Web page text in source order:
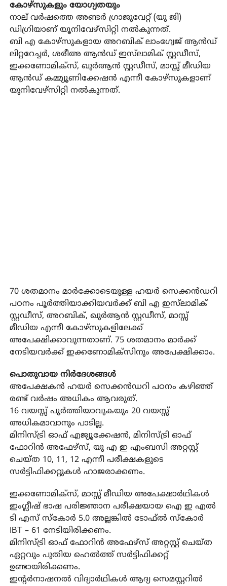
കോഴ്‌സുകളും യോഗ്യതയും
നാല് വർഷത്തെ അണ്ടർ ഗ്രാജുവേറ്റ് (യു ജി)
ഡിഗ്രിയാണ് യൂനിവേഴ്‌സിറ്റി നൽകുന്നത്.
ബി എ കോഴ്‌സുകളായ അറബിക് ലാംഗ്വേജ് ആൻഡ്
ലിറ്ററേച്ചർ, ശരീഅ ആൻഡ് ഇസ്‌ലാമിക് സ്റ്റഡീസ്,
ഇക്കണോമിക്‌സ്, ഖുർആൻ സ്റ്റഡീസ്, മാസ്സ് മീഡിയ
ആൻഡ് കമ്മ്യൂണിക്കേഷൻ എന്നീ കോഴ്‌സുകളാണ്
യുനിവേഴ്‌സിറ്റി നൽകുന്നത്.
70 ശതമാനം മാർക്കോടെയുള്ള ഹയർ സെക്കൻഡറി
പഠനം പൂർത്തിയാക്കിയവർക്ക് ബി എ ഇസ്‌ലാമിക്
സ്റ്റഡീസ്, അറബിക്, ഖുർആൻ സ്റ്റഡീസ്, മാസ്സ്
മീഡിയ എന്നീ കോഴ്‌സുകളിലേക്ക്
അപേക്ഷിക്കാവുന്നതാണ്. 75 ശതമാനം മാർക്ക്
നേടിയവർക്ക് ഇക്കണോമിക്‌സിനും അപേക്ഷിക്കാം.
പൊതുവായ നിർദേശങ്ങൾ
അപേക്ഷകൻ ഹയർ സെക്കൻഡറി പഠനം കഴിഞ്ഞ്
രണ്ട് വർഷം അധികം ആവരുത്.
16 വയസ്സ് പൂർത്തിയാവുകയും 20 വയസ്സ്
അധികമാവാനും പാടില്ല.
മിനിസ്ട്രി ഓഫ് എജ്യൂക്കേഷൻ, മിനിസ്ട്രി ഓഫ്
ഫോറിൻ അഫേഴ്‌സ്, യു എ ഇ എംബസി അറ്റസ്റ്റ്
ചെയ്ത 10, 11, 12 എന്നീ പരീക്ഷകളുടെ
സർട്ടിഫിക്കറ്റുകൾ ഹാജരാക്കണം.
ഇക്കണോമിക്‌സ്, മാസ്സ് മീഡിയ അപേക്ഷാർഥികൾ
ഇംഗ്ലീഷ് ഭാഷ പരിജ്ഞാന പരീക്ഷയായ ഐ ഇ എൽ
ടി എസ് സ്‌കോർ 5.0 അല്ലങ്കിൽ ടോഫ്ൽ സ്‌കോർ
IBT – 61 നേടിയിരിക്കണം.
മിനിസ്ട്രി ഓഫ് ഫോറിൻ അഫേഴ്‌സ് അറ്റസ്റ്റ് ചെയ്ത
ഏറ്റവും പുതിയ ഹെൽത്ത് സർട്ടിഫിക്കറ്റ്
ഉണ്ടായിരിക്കണം.
ഇന്റർനാഷനൽ വിദ്യാർഥികൾ ആദ്യ സെമസ്റ്ററിൽ